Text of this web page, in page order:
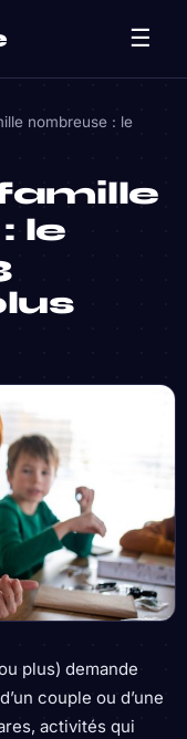
☰
nombreuse : le
le
plus) demande
couple ou d’une
activités qui